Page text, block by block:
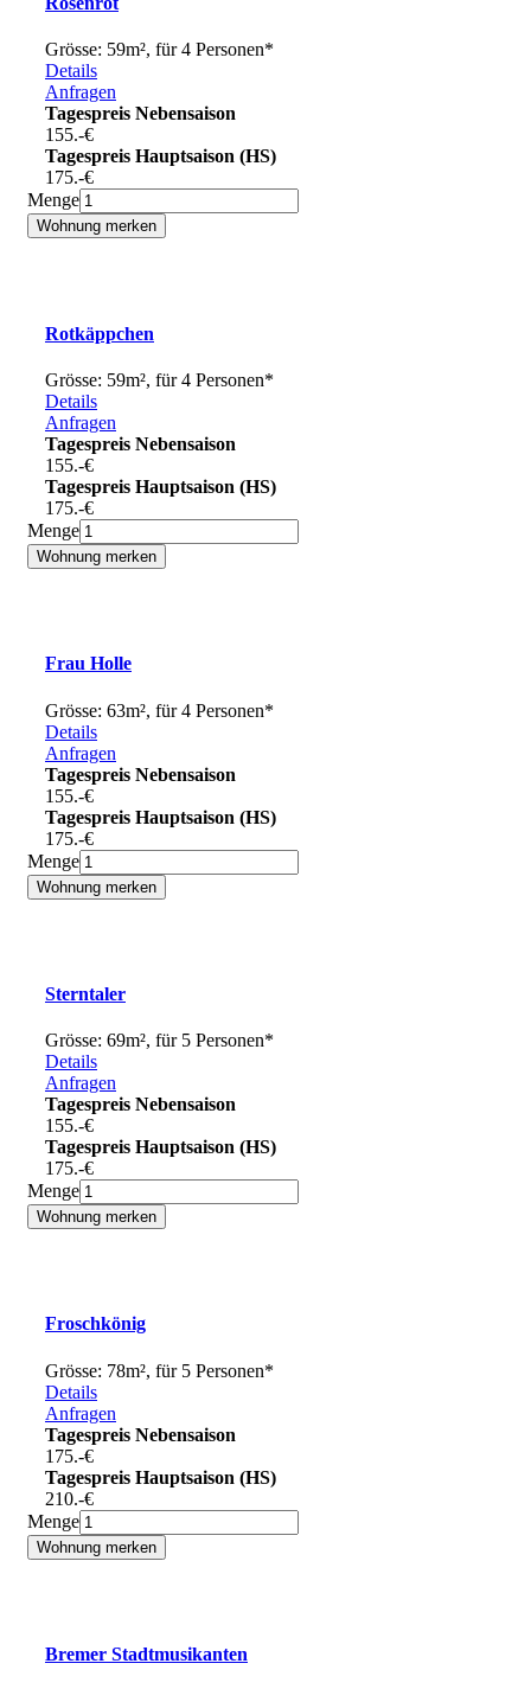
Grösse: 59m², für 4 Personen*
Details
Anfragen
Tagespreis Nebensaison
155.-€
Tagespreis Hauptsaison (HS)
175.-€
Menge
Rotkäppchen
Grösse: 59m², für 4 Personen*
Details
Anfragen
Tagespreis Nebensaison
155.-€
Tagespreis Hauptsaison (HS)
175.-€
Menge
Frau Holle
Grösse: 63m², für 4 Personen*
Details
Anfragen
Tagespreis Nebensaison
155.-€
Tagespreis Hauptsaison (HS)
175.-€
Menge
Sterntaler
Grösse: 69m², für 5 Personen*
Details
Anfragen
Tagespreis Nebensaison
155.-€
Tagespreis Hauptsaison (HS)
175.-€
Menge
Froschkönig
Grösse: 78m², für 5 Personen*
Details
Anfragen
Tagespreis Nebensaison
175.-€
Tagespreis Hauptsaison (HS)
210.-€
Menge
Bremer Stadtmusikanten